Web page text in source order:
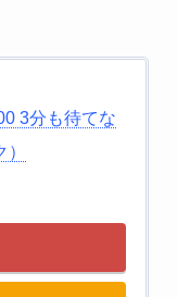
3分も待てな